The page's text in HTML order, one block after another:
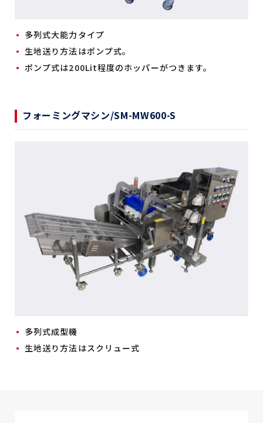
多列式大能力タイプ
生地送り方法はポンプ式。
ポンプ式は200Lit程度のホッパーがつきます。
フォーミングマシン/SM-MW600-S
多列式成型機
生地送り方法はスクリュー式